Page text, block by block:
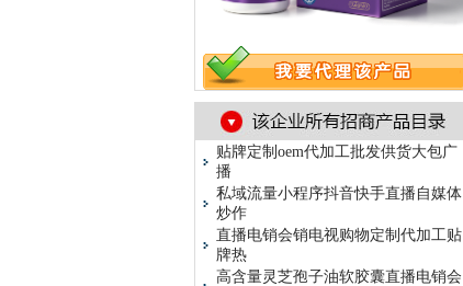
贴牌定制oem代加工批发供货大包广
播
私域流量小程序抖音快手直播自媒体
炒作
直播电销会销电视购物定制代加工贴
牌热
高含量灵芝孢子油软胶囊直播电销会